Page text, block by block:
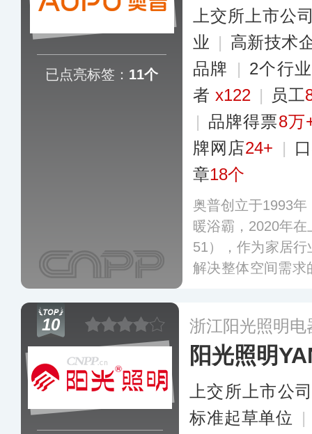
已点亮标签： 11个
上交所上市公
业 | 高新技术
品牌
| 2个行
者 x122 | 员工
| 品牌得票8万
牌网店24+ |
章18个
奥普创立于1993
暖浴霸，2020年
51），作为家居
解决整体空间需求
的全屋大家居产品
10 浙江阳光照明
阳光照明
上交所上市公
标准起草单位
|